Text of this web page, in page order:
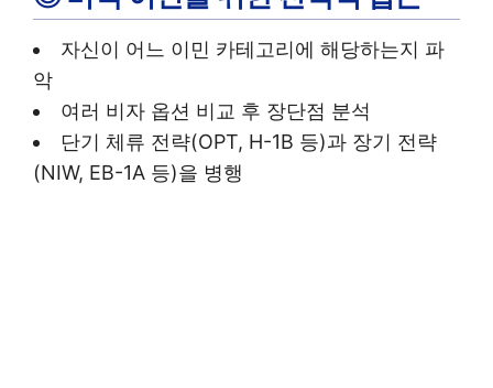
자신이 어느 이민 카테고리에 해당하는지 파
악
여러 비자 옵션 비교 후 장단점 분석
단기 체류 전략(OPT, H-1B 등)과 장기 전략
(NIW, EB-1A 등)을 병행